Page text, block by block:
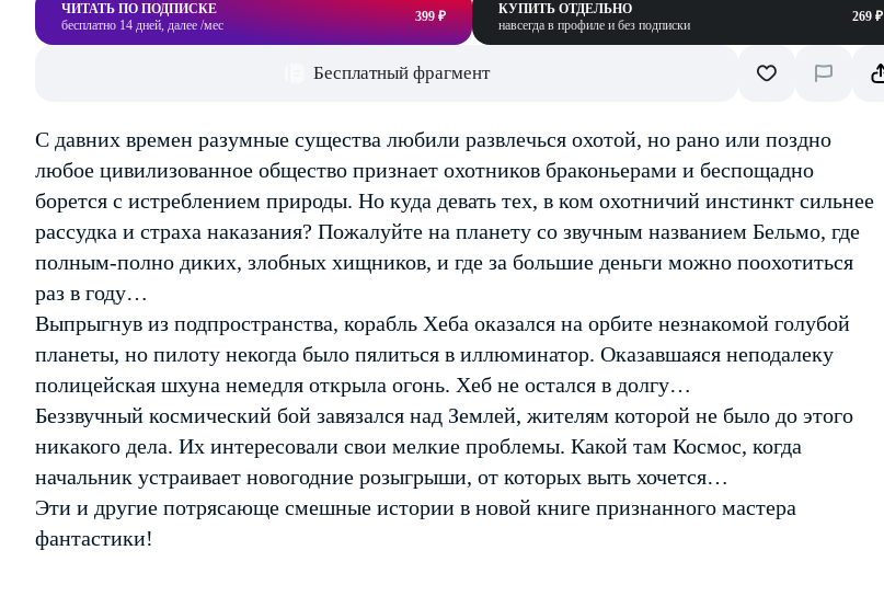
ЧИТАТЬ ПО ПОДПИСКЕ
бесплатно 14 дней, далее /мес
399 ₽
КУПИТЬ ОТДЕЛЬНО
навсегда в профиле и без подписки
269 ₽
Бесплатный фрагмент
С давних времен разумные существа любили развлечься охотой, но рано или поздно
любое цивилизованное общество признает охотников браконьерами и беспощадно
борется с истреблением природы. Но куда девать тех, в ком охотничий инстинкт сильнее
рассудка и страха наказания? Пожалуйте на планету со звучным названием Бельмо, где
полным-полно диких, злобных хищников, и где за большие деньги можно поохотиться
раз в году…
Выпрыгнув из подпространства, корабль Хеба оказался на орбите незнакомой голубой
планеты, но пилоту некогда было пялиться в иллюминатор. Оказавшаяся неподалеку
полицейская шхуна немедля открыла огонь. Хеб не остался в долгу…
Беззвучный космический бой завязался над Землей, жителям которой не было до этого
никакого дела. Их интересовали свои мелкие проблемы. Какой там Космос, когда
начальник устраивает новогодние розыгрыши, от которых выть хочется…
Эти и другие потрясающе смешные истории в новой книге признанного мастера
фантастики!